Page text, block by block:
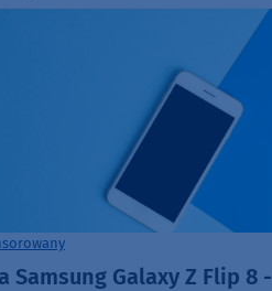
Samsung Galaxy Z Flip 8 -